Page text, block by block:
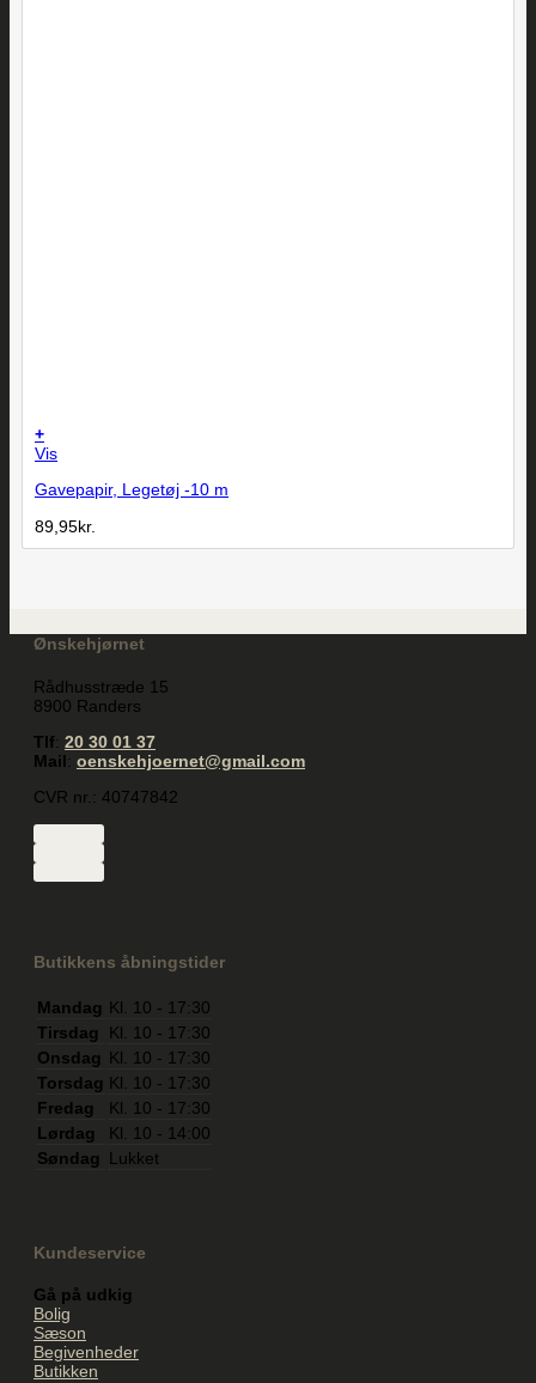
+
Vis
Gavepapir, Legetøj -10 m
89,95kr.
Ønskehjørnet
Rådhusstræde 15
8900 Randers
Tlf: 20 30 01 37
Mail: oenskehjoernet@gmail.com
CVR nr.: 40747842
Butikkens åbningstider
Mandag Kl. 10 - 17:30
Tirsdag
Kl. 10 - 17:30
Onsdag Kl. 10 - 17:30
Torsdag Kl. 10 - 17:30
Fredag
Kl. 10 - 17:30
Lørdag
Kl. 10 - 14:00
Søndag
Lukket
Kundeservice
Gå på udkig
Bolig
Sæson
Begivenheder
Butikken